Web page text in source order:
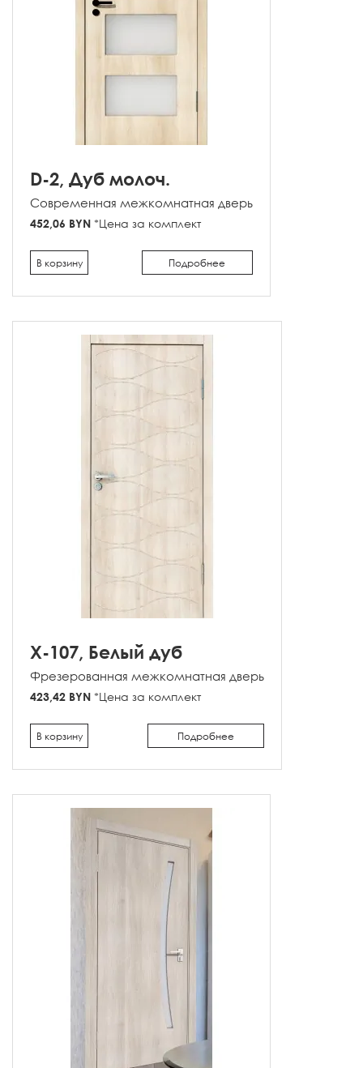
D-2, Дуб молоч.
Современная межкомнатная дверь
452,06 BYN *Цена за комплект
Подробнее
В корзину
X-107, Белый дуб
Фрезерованная межкомнатная дверь
423,42 BYN *Цена за комплект
Подробнее
В корзину